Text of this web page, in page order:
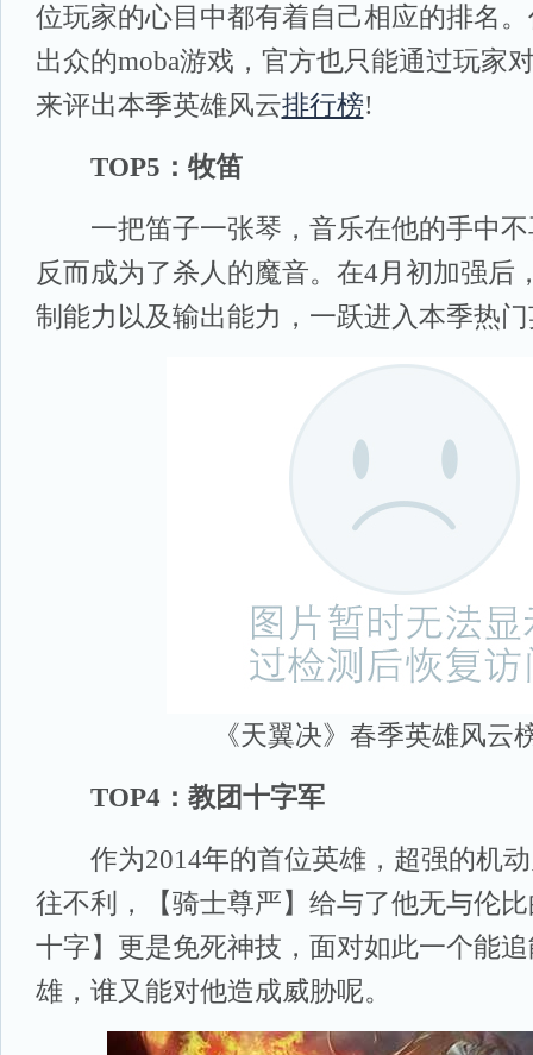
位玩家的心目中都有着自己相应的排名
出众的moba游戏，官方也只能通过玩家
来评出本季英雄风云排行榜!
TOP5：牧笛
一把笛子一张琴，音乐在他的手中不
反而成为了杀人的魔音。在4月初加强后
制能力以及输出能力，一跃进入本季热
《天翼决》春季英雄风云
TOP4：教团十字军
作为2014年的首位英雄，超强的机动
往不利，【骑士尊严】给与了他无与伦
十字】更是免死神技，面对如此一个能
雄，谁又能对他造成威胁呢。